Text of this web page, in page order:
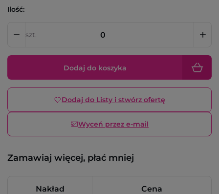
Ilość:
szt.
Dodaj do koszyka
Dodaj do Listy i stwórz ofertę
Wyceń przez e-mail
Zamawiaj więcej, płać mniej
Nakład Cena